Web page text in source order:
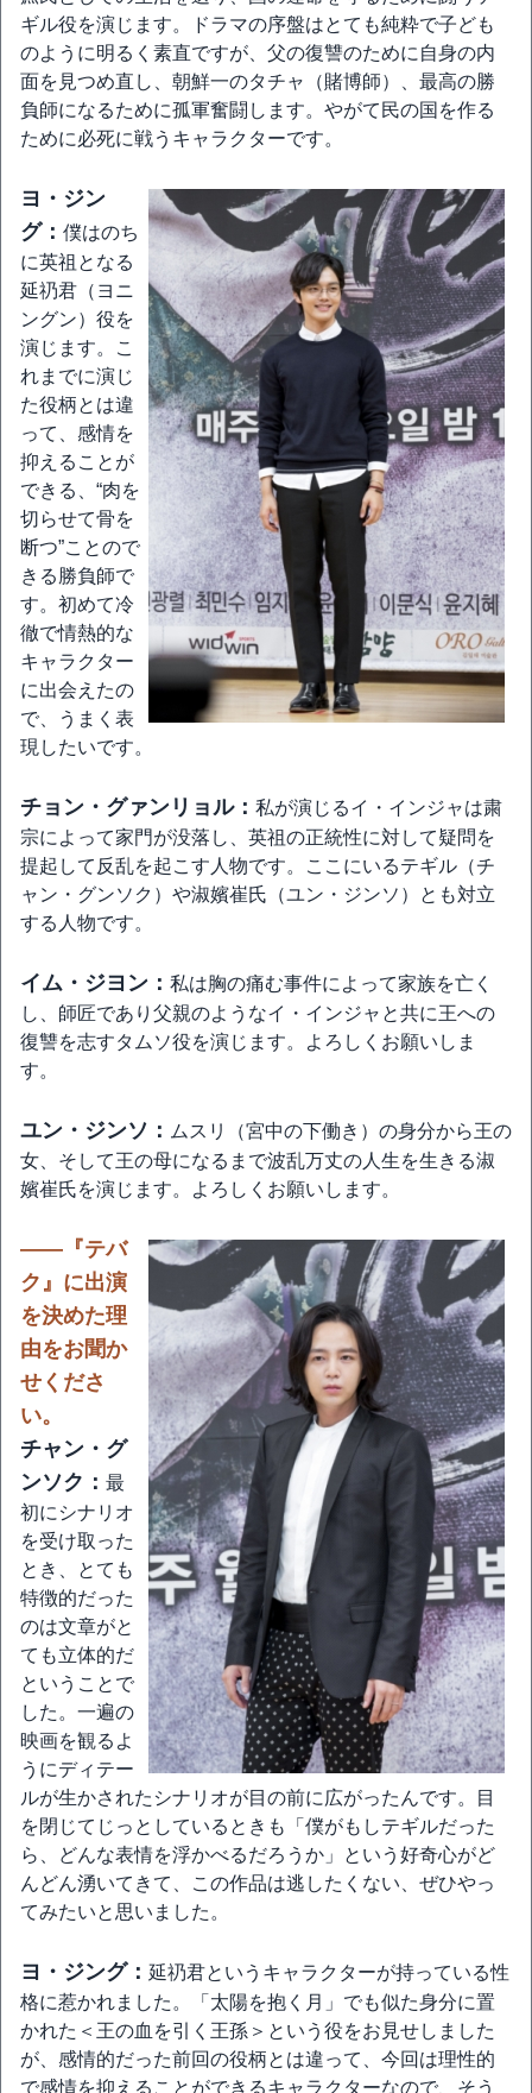
ギル役を演じます。ドラマの序盤はとても純粋で子ども
のように明るく素直ですが、父の復讐のために自身の内
面を見つめ直し、朝鮮一のタチャ（賭博師）、最高の勝
負師になるために孤軍奮闘します。やがて民の国を作る
ために必死に戦うキャラクターです。
ヨ・ジン
グ： 僕はのち
に英祖となる
延礽君（ヨニ
ングン）役を
演じます。こ
れまでに演じ
た役柄とは違
って、感情を
抑えることが
できる、“肉を
切らせて骨を
断つ”ことので
きる勝負師で
す。初めて冷
徹で情熱的な
キャラクター
に出会えたの
で、うまく表
現したいです。
チョン・グァンリョル： 私が演じるイ・インジャは粛
宗によって家門が没落し、英祖の正統性に対して疑問を
提起して反乱を起こす人物です。ここにいるテギル（チ
ャン・グンソク）や淑嬪崔氏（ユン・ジンソ）とも対立
する人物です。
イム・ジヨン： 私は胸の痛む事件によって家族を亡く
し、師匠であり父親のようなイ・インジャと共に王への
復讐を志すタムソ役を演じます。よろしくお願いしま
す。
ユン・ジンソ： ムスリ（宮中の下働き）の身分から王の
女、そして王の母になるまで波乱万丈の人生を生きる淑
嬪崔氏を演じます。よろしくお願いします。
――『テバ
ク』に出演
を決めた理
由をお聞か
せくださ
い。
チャン・グ
ンソク： 最
初にシナリオ
を受け取った
とき、とても
特徴的だった
のは文章がと
ても立体的だ
ということで
した。一遍の
映画を観るよ
うにディテー
ルが生かされたシナリオが目の前に広がったんです。目
を閉じてじっとしているときも「僕がもしテギルだった
ら、どんな表情を浮かべるだろうか」という好奇心がど
んどん湧いてきて、この作品は逃したくない、ぜひやっ
てみたいと思いました。
ヨ・ジング： 延礽君というキャラクターが持っている性
格に惹かれました。「太陽を抱く月」でも似た身分に置
かれた＜王の血を引く王孫＞という役をお見せしました
が、感情的だった前回の役柄とは違って、今回は理性的
で感情を抑えることができるキャラクターなので、そう